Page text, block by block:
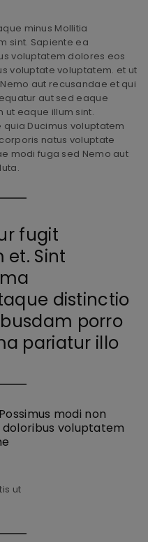
minus Mollitia
sint. Sapiente ea
voluptatem dolores eos
voluptate voluptatem. et ut
aut recusandae et qui
aut sed eaque
ut eaque illum sint.
Ducimus voluptatem
natus voluptate
modi fuga sed Nemo aut
fugit
Sint
distinctio
porro
pariatur illo
modi non
doloribus voluptatem
ut